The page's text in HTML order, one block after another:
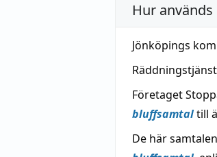
Hur
Jönköpings
Företaget
bluffsamtaltill
De här